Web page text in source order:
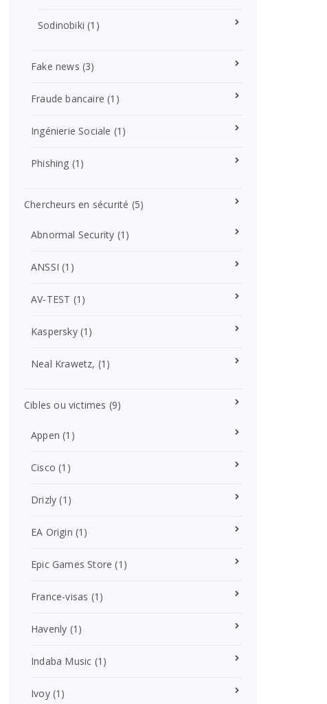
Sodinobiki (1)
Fake news (3)
Fraude bancaire (1)
Ingénierie Sociale (1)
Phishing (1)
Chercheurs en sécurité (5)
Abnormal Security (1)
ANSSI (1)
AV-TEST (1)
Kaspersky(1)
Neal Krawetz, (1)
Cibles ou victimes (9)
Appen (1)
Cisco (1)
Drizly (1)
EA Origin (1)
Epic Games Store (1)
France-visas (1)
Havenly (1)
Indaba Music (1)
Ivoy(1)